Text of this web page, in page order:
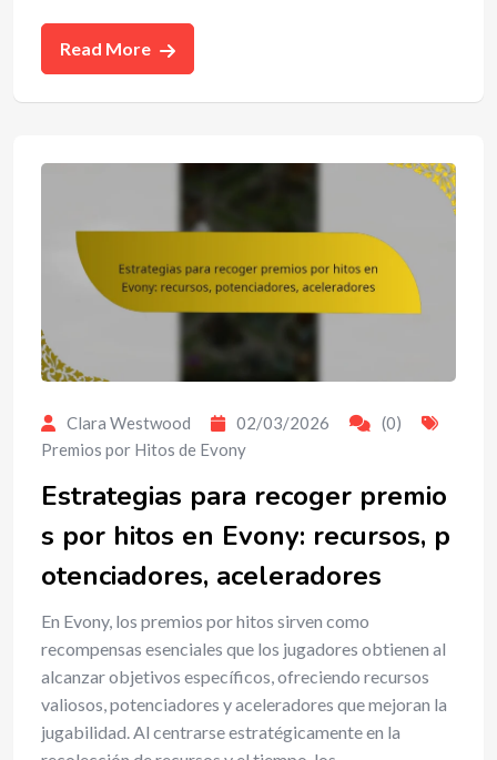
Read More
Clara Westwood 02/03/2026
(0)
Premios por Hitos de Evony
Estrategias para recoger premio
s por hitos en Evony: recursos, p
otenciadores, aceleradores
En Evony, los premios por hitos sirven como
recompensas esenciales que los jugadores obtienen al
alcanzar objetivos específicos, ofreciendo recursos
valiosos, potenciadores y aceleradores que mejoran la
jugabilidad. Al centrarse estratégicamente en la